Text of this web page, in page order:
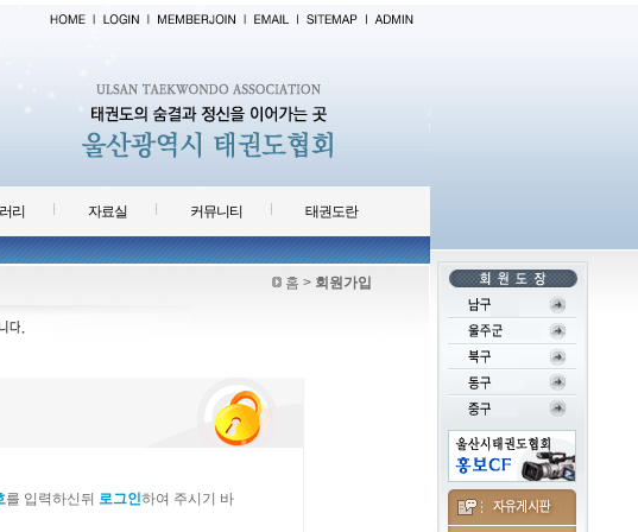
리 자료실 커뮤니티 태권도란
홈 > 회원가입
를 입력하신뒤 로그인하여 주시기 바